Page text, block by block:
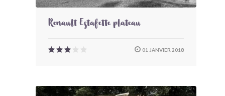
Renault Estafette plateau
01 JANVIER 2018